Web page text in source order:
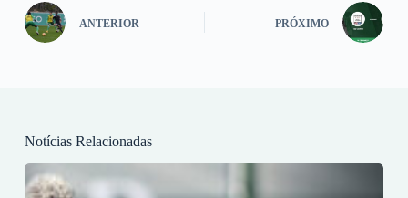
ANTERIOR PRÓXIMO
Notícias Relacionadas